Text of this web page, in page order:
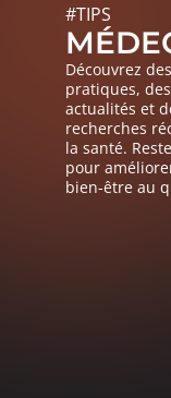
#TIPS
Découvrez
pratiques, des
actualités et
recherches
la santé.
pour
bien-être au